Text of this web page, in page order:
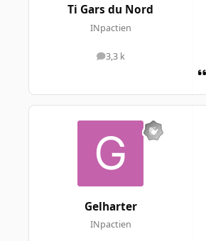
Ti Gars du Nord
INpactien
3,3 k
messages
Gelharter
INpactien